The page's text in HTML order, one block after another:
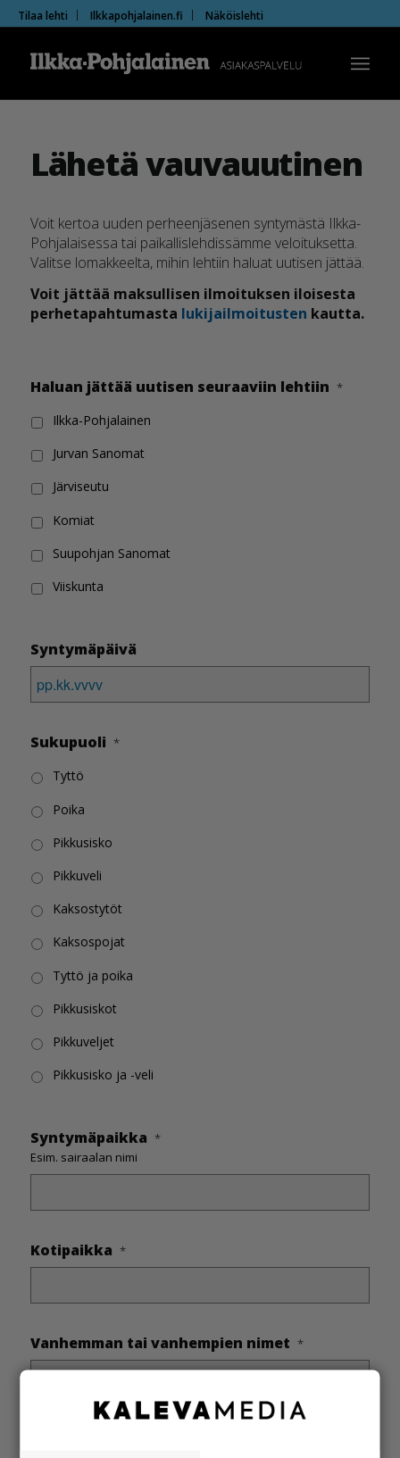
Tilaa lehti Ilkkapohjalainen.fi Näköislehti
Lähetä vauvauutinen
Voit kertoa uuden perheenjäsenen syntymästä Ilkka-
Pohjalaisessa tai paikallislehdissämme veloituksetta.
Valitse lomakkeelta, mihin lehtiin haluat uutisen jättää.
Voit jättää maksullisen ilmoituksen iloisesta
perhetapahtumasta lukijailmoitusten kautta.
Haluan jättää uutisen seuraaviin lehtiin *
Ilkka-Pohjalainen
Jurvan Sanomat
Järviseutu
Komiat
Suupohjan Sanomat
Viiskunta
Syntymäpäivä
KK
dot
VVVV
Sukupuoli *
Tyttö
Poika
Pikkusisko
Pikkuveli
Kaksostytöt
Kaksospojat
Tyttö ja poika
Pikkusiskot
Pikkuveljet
Pikkusisko ja -veli
Syntymäpaikka *
Esim. sairaalan nimi
Kotipaikka *
Vanhemman tai vanhempien nimet *